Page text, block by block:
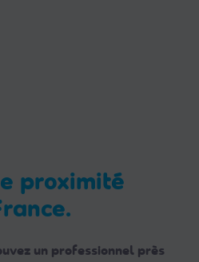
proximité
un professionnel près